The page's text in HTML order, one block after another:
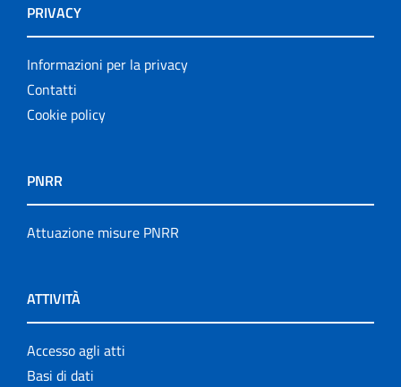
PRIVACY
Informazioni per la privacy
Contatti
Cookie policy
PNRR
Attuazione misure PNRR
ATTIVITÀ
Accesso agli atti
Basi di dati